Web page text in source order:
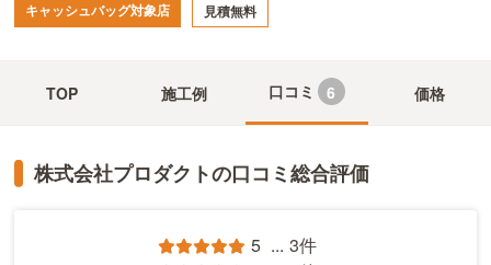
キャッシュバッグ対象店 見積無料
TOP 施工例 口コミ 6 価格
株式会社プロダクトの口コミ総合評価
5 ... 3件